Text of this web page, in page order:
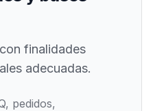
finalidades
adecuadas.
pedidos,